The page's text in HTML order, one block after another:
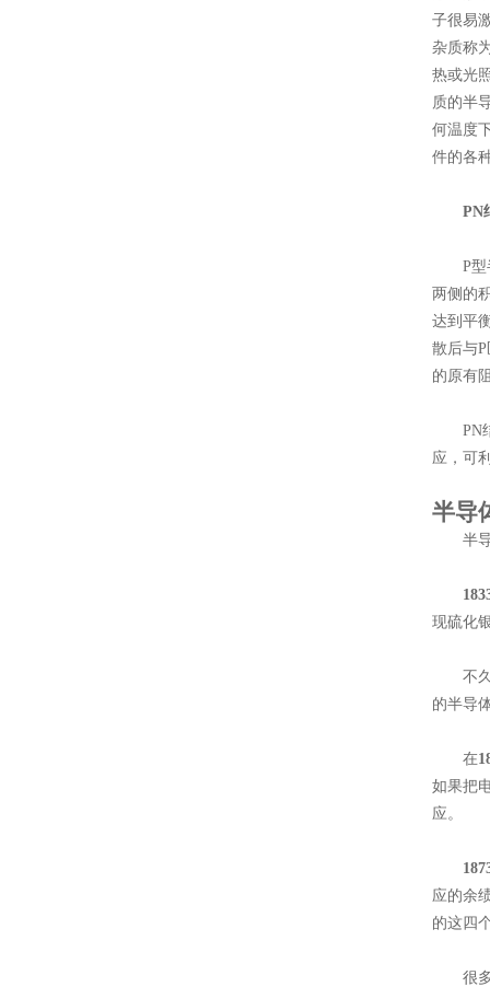
子很易
杂质称
热或光
质的半
何温度
件的各
PN
P型半
两侧的
达到平
散后与
的原有
PN结
应，可
半导
半导
现硫化
不久
的半导
在
如果把
应。
应的余
的这四
很多